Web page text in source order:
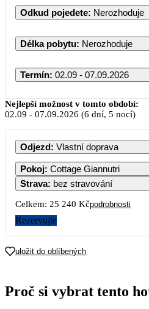
Odkud pojedete: Nerozhoduje
Délka pobytu: Nerozhoduje
Termín: 02.09 - 07.09.2026
PO ÚT ST
1
13 250
2
7 8 9
21
28 29 30
Nejlepší možnost v tomto období:
02.09 - 07.09.2026 (6 dní, 5 nocí)
Odjezd: Vlastní doprava
Pokoj: Cottage Giannutri
Strava: bez stravování
Celkem: 25 240 Kčpodrobnosti
Rezervujte
uložit do oblíbených
Proč si vybrat tento